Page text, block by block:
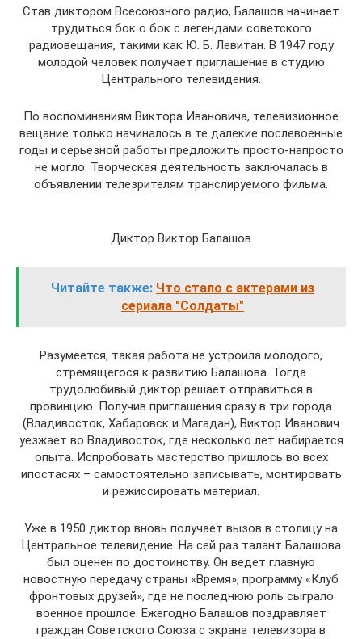
Став диктором Всесоюзного радио, Балашов начинает
трудиться бок о бок с легендами советского
радиовещания, такими как Ю. Б. Левитан. В 1947 году
молодой человек получает приглашение в студию
Центрального телевидения.
По воспоминаниям Виктора Ивановича, телевизионное
вещание только начиналось в те далекие послевоенные
годы и серьезной работы предложить просто-напросто
не могло. Творческая деятельность заключалась в
объявлении телезрителям транслируемого фильма.
Диктор Виктор Балашов
Читайте также: Что стало с актерами из
сериала "Солдаты"
Разумеется, такая работа не устроила молодого,
стремящегося к развитию Балашова. Тогда
трудолюбивый диктор решает отправиться в
провинцию. Получив приглашения сразу в три города
(Владивосток, Хабаровск и Магадан), Виктор Иванович
уезжает во Владивосток, где несколько лет набирается
опыта. Испробовать мастерство пришлось во всех
ипостасях – самостоятельно записывать, монтировать
и режиссировать материал.
Уже в 1950 диктор вновь получает вызов в столицу на
Центральное телевидение. На сей раз талант Балашова
был оценен по достоинству. Он ведет главную
новостную передачу страны «Время», программу «Клуб
фронтовых друзей», где не последнюю роль сыграло
военное прошлое. Ежегодно Балашов поздравляет
граждан Советского Союза с экрана телевизора в